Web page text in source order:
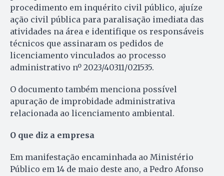
procedimento em inquérito civil público, ajuíze
ação civil pública para paralisação imediata das
atividades na área e identifique os responsáveis
técnicos que assinaram os pedidos de
licenciamento vinculados ao processo
administrativo nº 2023/40311/021535.
O documento também menciona possível
apuração de improbidade administrativa
relacionada ao licenciamento ambiental.
O que diz a empresa
Em manifestação encaminhada ao Ministério
Público em 14 de maio deste ano, a Pedro Afonso